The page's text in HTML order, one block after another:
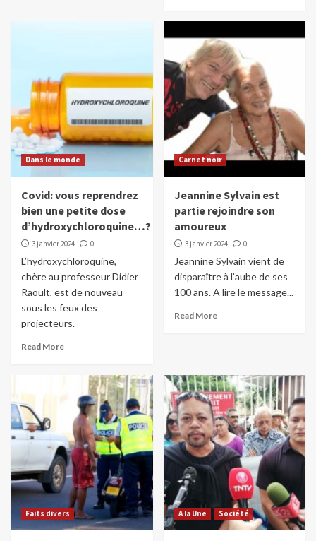
Dans le monde
Covid: vous reprendrez
bien une petite dose
d’hydroxychloroquine…?
3 janvier 2024 0
L’hydroxychloroquine,
chère au professeur Didier
Raoult, est de nouveau
sous les feux des
projecteurs.
Read More
Carnet noir
Jeannine Sylvain est
partie rejoindre son
amoureux
3 janvier 2024 0
Jeannine Sylvain vient de
disparaître à l’aube de ses
100 ans. A lire le message...
Read More
Faits divers A la Une Société